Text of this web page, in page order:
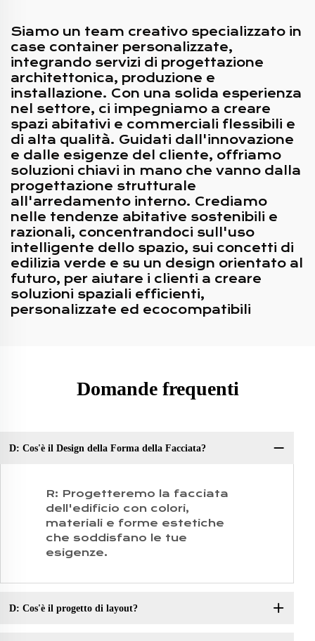
Siamo un team creativo specializzato in
case container personalizzate,
integrando servizi di progettazione
architettonica, produzione e
installazione. Con una solida esperienza
nel settore, ci impegniamo a creare
spazi abitativi e commerciali flessibili e
di alta qualità. Guidati dall'innovazione
e dalle esigenze del cliente, offriamo
soluzioni chiavi in mano che vanno dalla
progettazione strutturale
all'arredamento interno. Crediamo
nelle tendenze abitative sostenibili e
razionali, concentrandoci sull'uso
intelligente dello spazio, sui concetti di
edilizia verde e su un design orientato al
futuro, per aiutare i clienti a creare
soluzioni spaziali efficienti,
personalizzate ed ecocompatibili
Domande frequenti
D: Cos'è il Design della Forma della Facciata?
R: Progetteremo la facciata
dell'edificio con colori,
materiali e forme estetiche
che soddisfano le tue
esigenze.
D: Cos'è il progetto di layout?